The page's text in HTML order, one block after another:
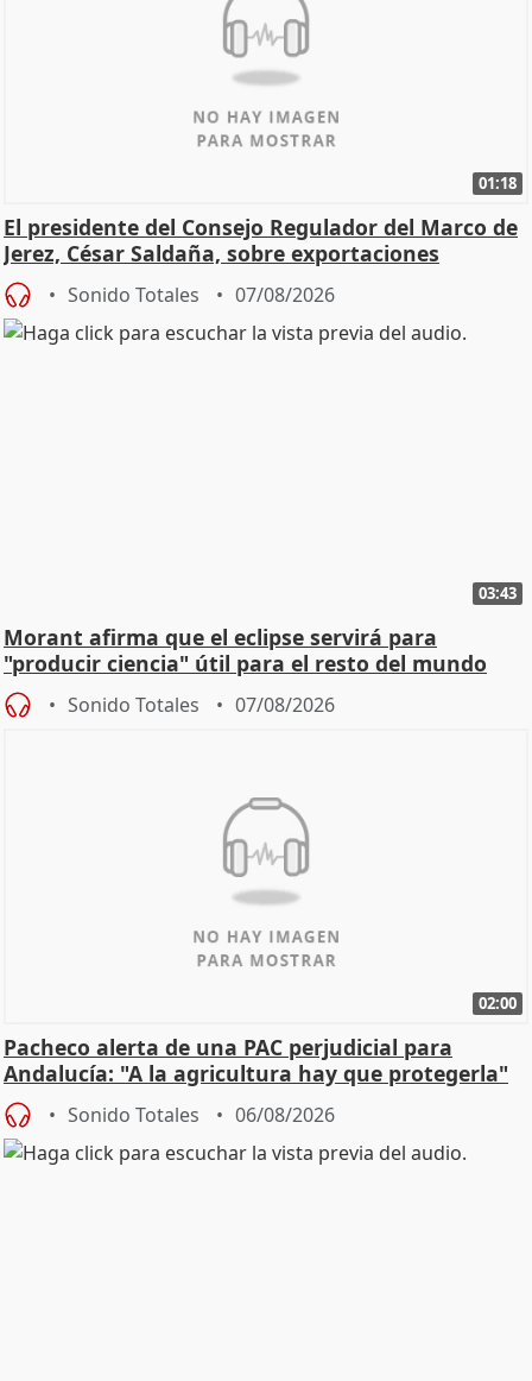
01:18
El presidente del Consejo Regulador del Marco de
Jerez, César Saldaña, sobre exportaciones
Sonido Totales 07/08/2026
03:43
Morant afirma que el eclipse servirá para
"producir ciencia" útil para el resto del mundo
Sonido Totales 07/08/2026
02:00
Pacheco alerta de una PAC perjudicial para
Andalucía: "A la agricultura hay que protegerla"
Sonido Totales 06/08/2026